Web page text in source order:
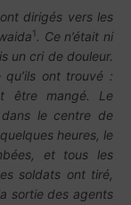
dirigés vers les
1. Ce n’était ni
un cri de douleur.
ont trouvé :
être mangé. Le
le centre de
heures, le
et tous les
soldats ont tiré,
sortie des agents